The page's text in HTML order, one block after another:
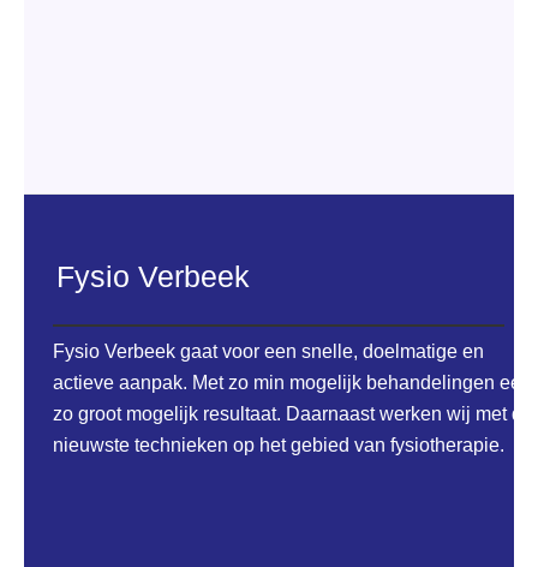
Fysio Verbeek
Fysio Verbeek gaat voor een snelle, doelmatige en
actieve aanpak. Met zo min mogelijk behandelingen een
zo groot mogelijk resultaat. Daarnaast werken wij met de
nieuwste technieken op het gebied van fysiotherapie.